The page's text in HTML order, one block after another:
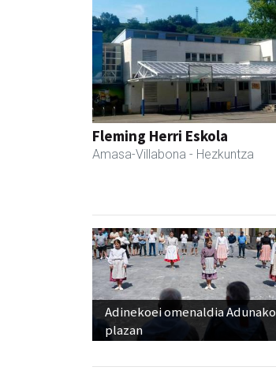
Fleming Herri Eskola
Amasa-Villabona - Hezkuntza
Adinekoei omenaldia Adunako
plazan